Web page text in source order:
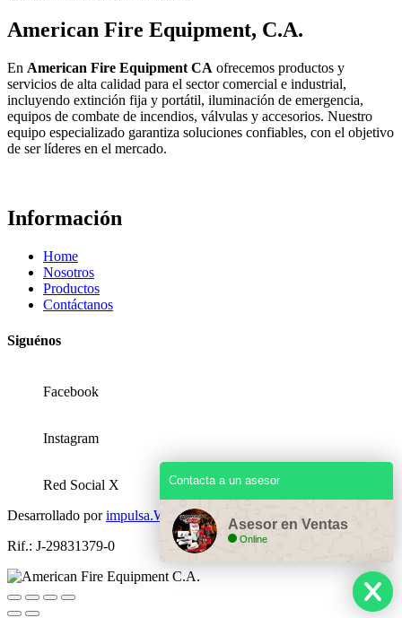
American Fire Equipment, C.A.
En American Fire Equipment CA ofrecemos productos y
servicios de alta calidad para el sector comercial e industrial,
incluyendo extinción fija y portátil, iluminación de emergencia,
equipos de combate de incendios, válvulas y accesorios. Nuestro
equipo especializado garantiza soluciones confiables, con el objetivo
de ser líderes en el mercado.
Información
Home
Nosotros
Productos
Contáctanos
Siguénos
Facebook
Instagram
Red Social X
Desarrollado porimpulsa.Website
Rif.: J-29831379-0
Contacta a un asesor
Asesor en Ventas
Online